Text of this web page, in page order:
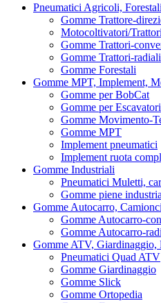
Pneumatici Agricoli, Forestali
Gomme Trattore-
Motocoltivatori/
Gomme Trattori-
Gomme Trattori-radiali
Gomme Forestali
Gomme MPT, Implement,
Gomme per BobCat
Gomme per Escavatori
Gomme Movimento-
Gomme MPT
Implement pneumatici
Implement ruota
Gomme Industriali
Pneumatici Muletti,
Gomme piene
Gomme Autocarro,
Gomme Autocarro-
Gomme Autocarro-
Gomme ATV, Giardinaggio,
Pneumatici Quad ATV
Gomme Giardinaggio
Gomme Slick
Gomme Ortopedia